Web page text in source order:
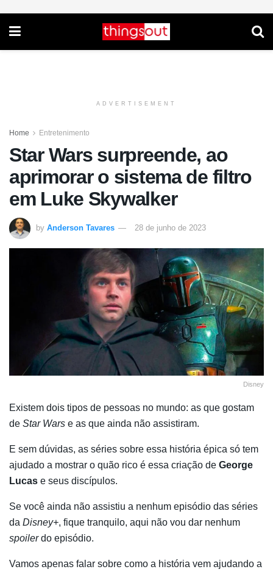
ADVERTISEMENT
Home Entretenimento
Star Wars surpreende, ao
aprimorar o sistema de filtro
em Luke Skywalker
by Anderson Tavares 28 de junho de 2023
Disney
Existem dois tipos de pessoas no mundo: as que gostam
de Star Wars e as que ainda não assistiram.
E sem dúvidas, as séries sobre essa história épica só tem
ajudado a mostrar o quão rico é essa criação de George
Lucas e seus discípulos.
Se você ainda não assistiu a nenhum episódio das séries
da Disney+, fique tranquilo, aqui não vou dar nenhum
spoilerdo episódio.
Vamos apenas falar sobre como a história vem ajudando a